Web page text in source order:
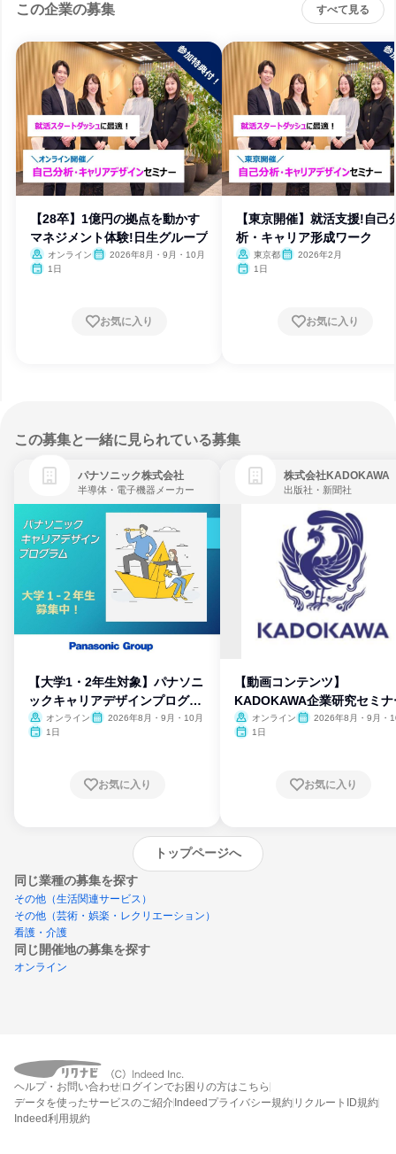
この企業の募集 すべて見る
【28卒】1億円の拠点を動かす
マネジメント体験!日生グループ
オンライン
2026年8月・9月・10月
1日
お気に入り
【東京開催】就活支援!自己
析・キャリア形成ワーク
東京都
2026年2月
1日
お気に入り
この募集と一緒に見られている募集
パナソニック株式会社
半導体・電子機器メーカー
【大学1・2年生対象】パナソニ
ックキャリアデザインプログラ
ム
オンライン
2026年8月・9月・10月
1日
お気に入り
株式会社KADOKAWA
出版社・新聞社
【動画コンテンツ】
KADOKAWA企業研究セミナ
オンライン
2026年8月・9月・
1日
お気に入り
トップページへ
同じ業種の募集を探す
その他（生活関連サービス）
その他（芸術・娯楽・レクリエーション）
看護・介護
同じ開催地の募集を探す
オンライン
締切：なし
ヘルプ・お問い合わせ ログインでお困りの方はこちら
データを使ったサービスのご紹介 Indeedプライバシー規約 リクルートID規約
Indeed利用規約